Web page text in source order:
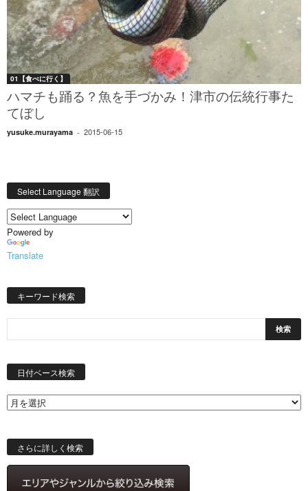
01【食べに行く】
ハマチも踊る？魚を手づかみ！津市の伝統行事た
てぼし
yusuke.murayama - 2015-06-15
Select Language 翻訳
Powered by
Translate
キーワード検索
日付ベース検索
さらに詳しく検索